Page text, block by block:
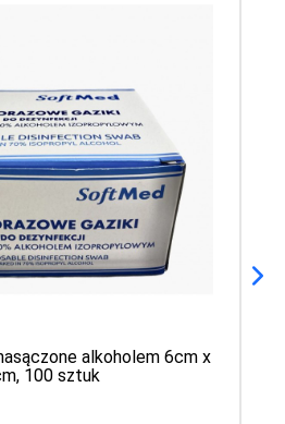
alkoholem 6cm x
100 sztuk